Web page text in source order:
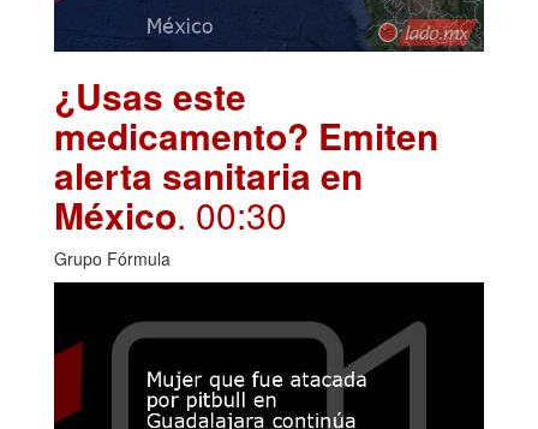
¿Usas este
medicamento? Emiten
alerta sanitaria en
México. 00:30
Grupo Fórmula